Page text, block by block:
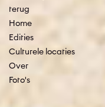
terug
Home
Edities
Culturele locaties
Over
Foto's